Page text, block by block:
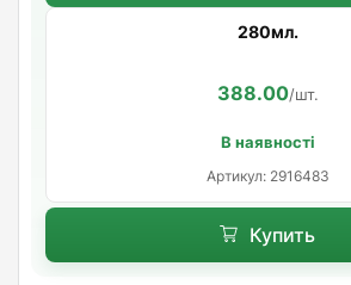
280мл.
388.00/шт.
В наявності
Артикул: 2916483
Купить